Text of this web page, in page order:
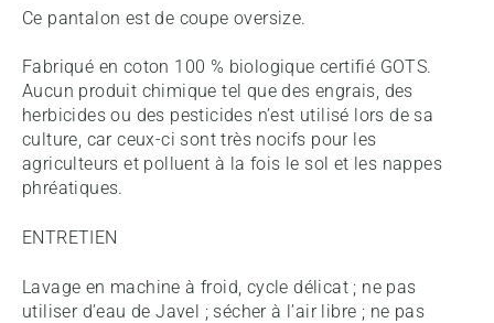
Ce pantalon est de coupe oversize.
Fabriqué en coton 100 % biologique certifié GOTS.
Aucun produit chimique tel que des engrais, des
herbicides ou des pesticides n’est utilisé lors de sa
culture, car ceux-ci sont très nocifs pour les
agriculteurs et polluent à la fois le sol et les nappes
phréatiques.
ENTRETIEN
Lavage en machine à froid, cycle délicat ; ne pas
utiliser d’eau de Javel ; sécher à l’air libre ; ne pas